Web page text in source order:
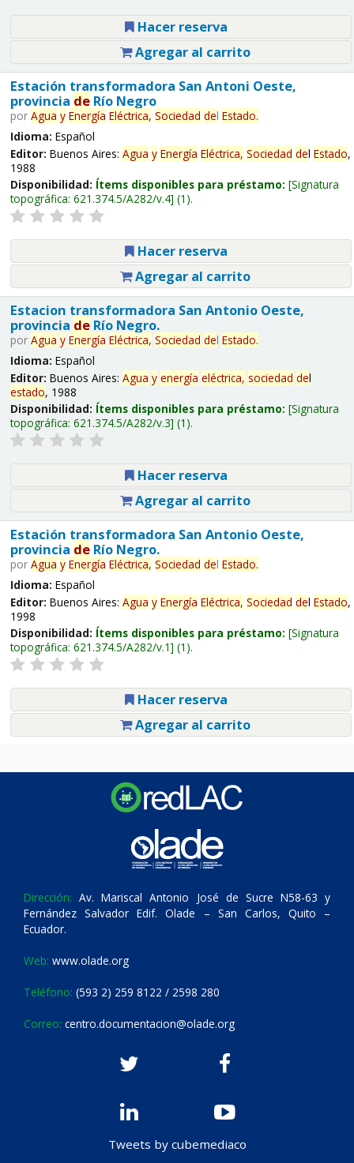
Hacer reserva
Agregar al carrito
Estación transformadora San Antoni Oeste,
provincia deRío Negro
por Agua y Energía Eléctrica, Sociedad del Estado.
Idioma: Español
Editor: Buenos Aires: Agua y Energía Eléctrica, Sociedad del Estado,
1988
Disponibilidad: Ítems disponibles para préstamo: Signatura
topográfica: 621.374.5/A282/v.4 (1).
Hacer reserva
Agregar al carrito
Estacion transformadora San Antonio Oeste,
provincia deRío Negro.
por Agua y Energía Eléctrica, Sociedad del Estado.
Idioma: Español
Editor: Buenos Aires: Agua y energía eléctrica, sociedad del
estado, 1988
Disponibilidad: Ítems disponibles para préstamo: Signatura
topográfica: 621.374.5/A282/v.3 (1).
Hacer reserva
Agregar al carrito
Estación transformadora San Antonio Oeste,
provincia deRío Negro.
por Agua y Energía Eléctrica, Sociedad del Estado.
Idioma: Español
Editor: Buenos Aires: Agua y Energía Eléctrica, Sociedad del Estado,
1998
Disponibilidad: Ítems disponibles para préstamo: Signatura
topográfica: 621.374.5/A282/v.1 (1).
Hacer reserva
Agregar al carrito
Dirección: Av. Mariscal Antonio José de Sucre N58-63 y
Fernández Salvador Edif. Olade – San Carlos, Quito –
Ecuador.
Web: www.olade.org
Teléfono: (593 2) 259 8122 / 2598 280
Correo: centro.documentacion@olade.org
Tweets by cubemediaco